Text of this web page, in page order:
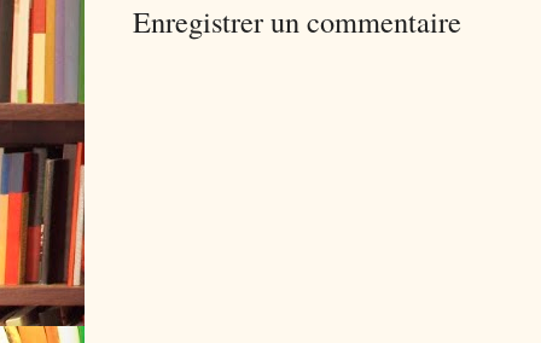
Enregistrer un commentaire